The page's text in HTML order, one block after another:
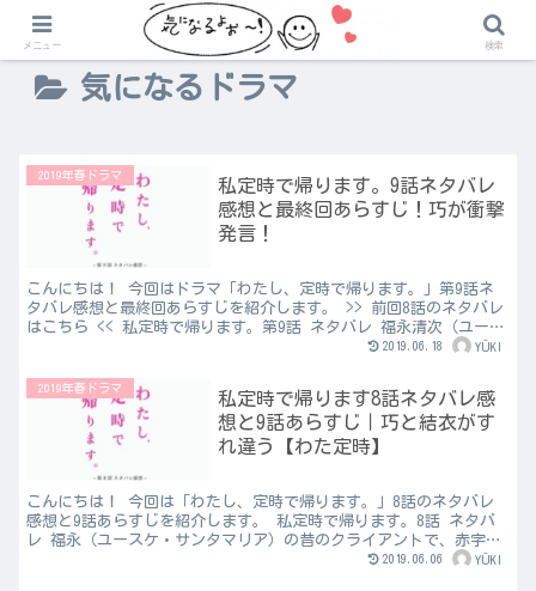
気になるドラマ
2019年春ドラマ
私定時で帰ります。9話ネタバレ
感想と最終回あらすじ！巧が衝撃
発言！
こんにちは！ 今回はドラマ「わたし、定時で帰ります。」第9話ネ
タバレ感想と最終回あらすじを紹介します。 >> 前回8話のネタバレ
はこちら << 私定時で帰ります。第9話 ネタバレ 福永清次（ユース
ケ・サンタマリア）によると、種田晃太郎（向井...2019.06.18 YŪKI
2019年春ドラマ
私定時で帰ります8話ネタバレ感
想と9話あらすじ｜巧と結衣がす
れ違う【わた定時】
こんにちは！ 今回は「わたし、定時で帰ります。」8話のネタバレ
感想と9話あらすじを紹介します。 私定時で帰ります。8話 ネタバ
レ 福永（ユースケ・サンタマリア）の昔のクライアントで、赤字必
至な星印工場のサイトリニューアル案件が、社内審査を通...
2019.06.06 YŪKI
メニュー 検索